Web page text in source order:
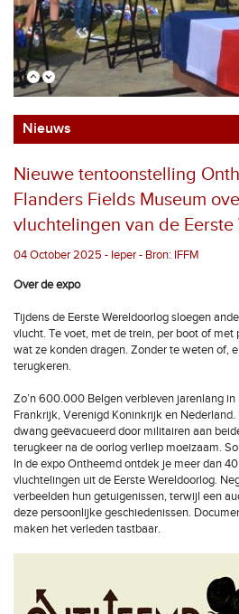
Nieuws
Nieuwe tentoonstelling
Flanders Fields Museum
vluchtelingen van de
04 October 2025 - Ieper - Bron: IFFM
Over de expo
Tijdens de Eerste Wereldoorlog sloegen
vlucht. Te voet, met de trein, per boot of met
wat ze konden dragen. Zonder te weten of,
terugkeren.
Zo’n 600.000 Belgen verbleven jarenlang
Frankrijk, Verenigd Koninkrijk en
dwang geëvacueerd door militairen aan
terugkeer na de oorlog verliep moeizaam.
In de expo Ontheemd ontdek je meer dan
vluchtelingen uit de Eerste Wereldoorlog.
verbeelden hun getuigenissen, terwijl een
deze persoonlijke geschiedenissen.
maken het verleden tastbaar.